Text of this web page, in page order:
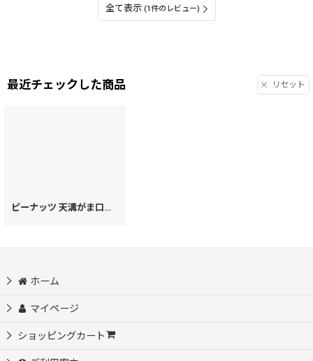
全て表示 (1件のレビュー)
最近チェックした商品 リセット
ピーナッツ 天溝がま口［t］
ホーム
マイページ
ショッピングカート